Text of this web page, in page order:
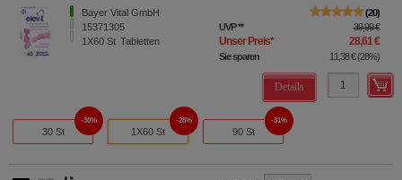
Bayer Vital GmbH
15371305
1X60 St Tabletten
20
UVP** 39,99 €
Unser Preis* 28,61 €
Sie sparen 11,38 €(28%)
Details
30 St
30%
1X60 St
28%
90 St
31%